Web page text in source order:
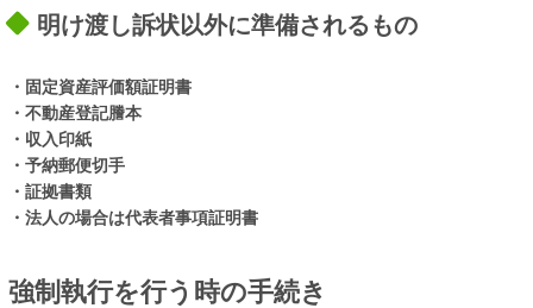
明け渡し訴状以外に準備されるもの
・固定資産評価額証明書
・不動産登記謄本
・収入印紙
・予納郵便切手
・証拠書類
・法人の場合は代表者事項証明書
強制執行を行う時の手続き